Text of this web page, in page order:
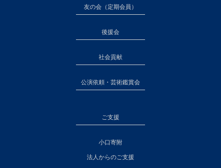
友の会（定期会員）
後援会
社会貢献
公演依頼・芸術鑑賞会
ご支援
小口寄附
法人からのご支援